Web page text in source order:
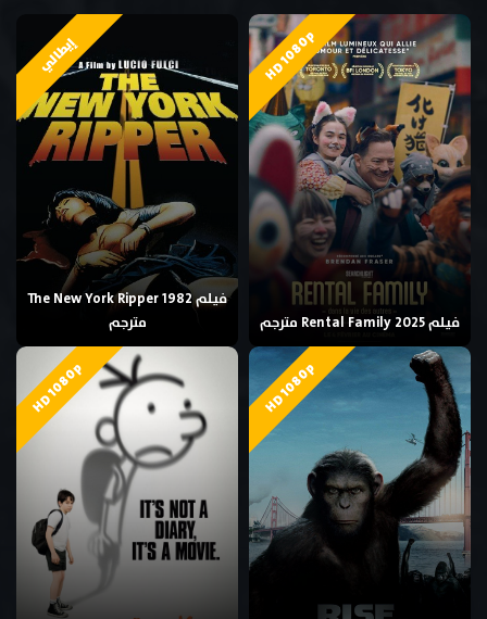
HD 1080p
فيلم Rental Family 2025 مترجم
إيطالي
فيلم The New York Ripper 1982
مترجم
HD 1080p
HD 1080p